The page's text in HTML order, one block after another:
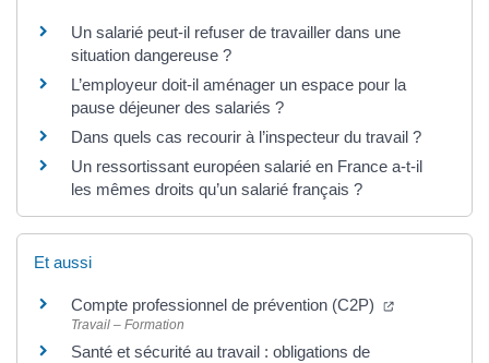
Un salarié peut-il refuser de travailler dans une
situation dangereuse ?
L’employeur doit-il aménager un espace pour la
pause déjeuner des salariés ?
Dans quels cas recourir à l’inspecteur du travail ?
Un ressortissant européen salarié en France a-t-il
les mêmes droits qu’un salarié français ?
Et aussi
Compte professionnel de prévention (C2P) (ouverture
Travail – Formation
Santé et sécurité au travail : obligations de